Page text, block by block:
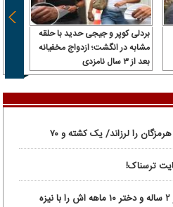
بردلی کوپر و جیجی حدید با حلقه‌
مشابه در انگشت؛ ازدواج مخفیانه
بعد از ۳ سال نامزدی
زمین لرزه ۶.۴ ریشتری «لافت» هرمزگان را لرزاند/ یک کشته و ۷۰
پدر بی رحم برای نجات دنیا پسر ۲ ساله و دختر ۱۰ ماهه اش را با نیزه